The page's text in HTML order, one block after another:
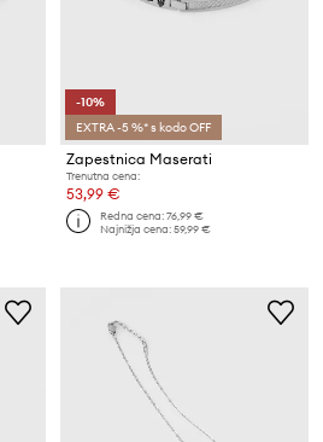
-10%
EXTRA -5 %* s kodo OFF
Zapestnica Maserati
Trenutna cena:
53,99 €
Redna cena:76,99 €
Najnižja cena:59,99 €